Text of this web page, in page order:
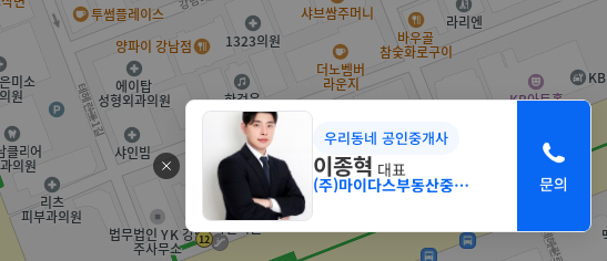
우리동네 공인중개사
이종혁 대표
(주)마이다스부동산중개법인 서초